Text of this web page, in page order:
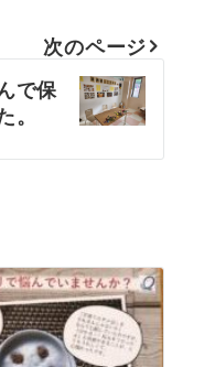
次のページ
で保
。